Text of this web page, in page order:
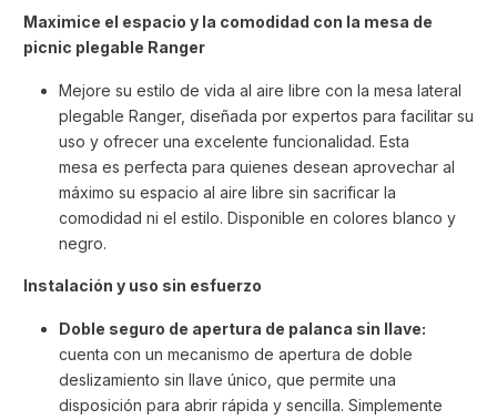
Maximice el espacio y la comodidad con la mesa de
picnic plegable Ranger
Mejore su estilo de vida al aire libre con la mesa lateral
plegable Ranger, diseñada por expertos para facilitar su
uso y ofrecer una excelente funcionalidad. Esta
mesa es perfecta para quienes desean aprovechar al
máximo su espacio al aire libre sin sacrificar la
comodidad ni el estilo. Disponible en colores blanco y
negro.
Instalación y uso sin esfuerzo
Doble seguro de apertura de palanca sin llave:
cuenta con un mecanismo de apertura de doble
deslizamiento sin llave único, que permite una
disposición para abrir rápida y sencilla. Simplemente